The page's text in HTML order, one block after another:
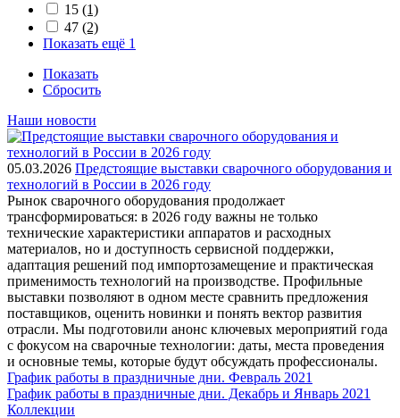
15 (1)
47 (2)
Показать ещё 1
Показать
Сбросить
Наши новости
05.03.2026 Предстоящие выставки сварочного оборудования и
технологий в России в 2026 году
Рынок сварочного оборудования продолжает
трансформироваться: в 2026 году важны не только
технические характеристики аппаратов и расходных
материалов, но и доступность сервисной поддержки,
адаптация решений под импортозамещение и практическая
применимость технологий на производстве. Профильные
выставки позволяют в одном месте сравнить предложения
поставщиков, оценить новинки и понять вектор развития
отрасли. Мы подготовили анонс ключевых мероприятий года
с фокусом на сварочные технологии: даты, места проведения
и основные темы, которые будут обсуждать профессионалы.
График работы в праздничные дни. Февраль 2021
График работы в праздничные дни. Декабрь и Январь 2021
Коллекции